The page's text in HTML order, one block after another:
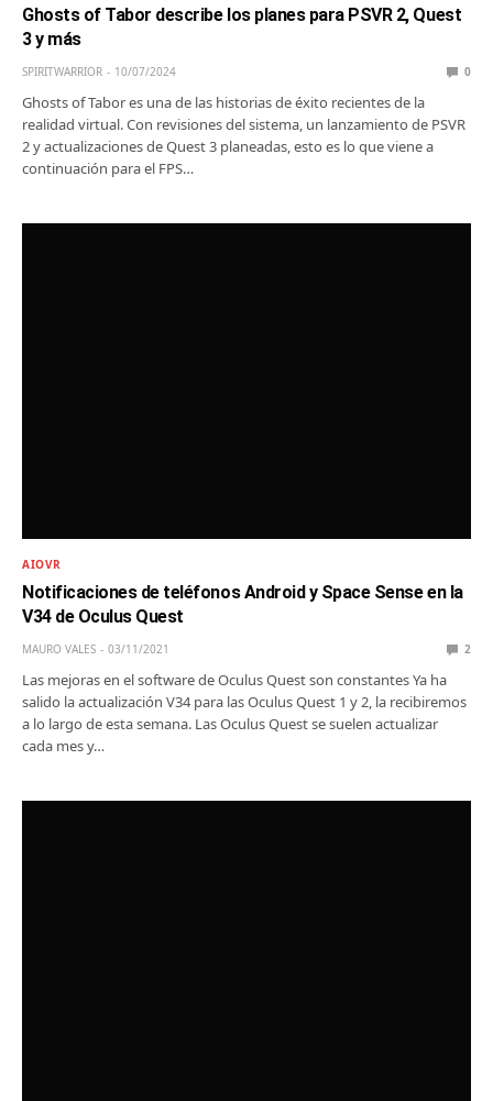
Ghosts of Tabor describe los planes para PSVR 2, Quest
3 y más
SPIRITWARRIOR 10/07/2024 0
Ghosts of Tabor es una de las historias de éxito recientes de la
realidad virtual. Con revisiones del sistema, un lanzamiento de PSVR
2 y actualizaciones de Quest 3 planeadas, esto es lo que viene a
continuación para el FPS…
AIOVR
Notificaciones de teléfonos Android y Space Sense en la
V34 de Oculus Quest
MAURO VALES 03/11/2021 2
Las mejoras en el software de Oculus Quest son constantes Ya ha
salido la actualización V34 para las Oculus Quest 1 y 2, la recibiremos
a lo largo de esta semana. Las Oculus Quest se suelen actualizar
cada mes y…